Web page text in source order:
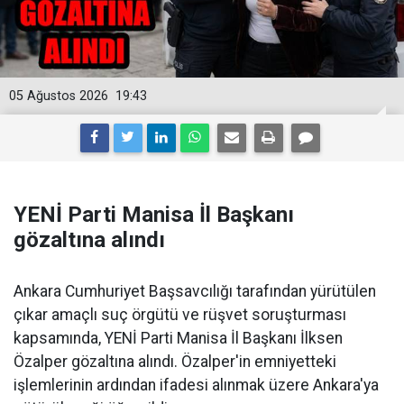
19:43
05 Ağustos 2026
YENİ Parti Manisa İl Başkanı
gözaltına alındı
Ankara Cumhuriyet Başsavcılığı tarafından yürütülen
çıkar amaçlı suç örgütü ve rüşvet soruşturması
kapsamında, YENİ Parti Manisa İl Başkanı İlksen
Özalper gözaltına alındı. Özalper'in emniyetteki
işlemlerinin ardından ifadesi alınmak üzere Ankara'ya